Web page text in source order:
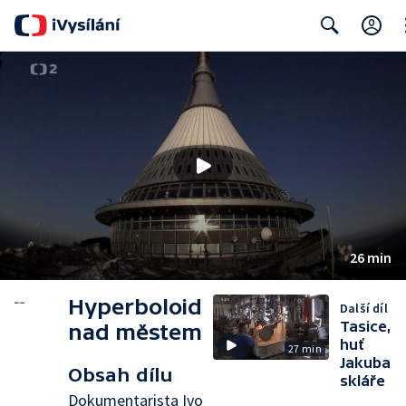
26 min
Hyperboloid
nad městem
Obsah dílu
Dokumentarista Ivo
27 min
Další díl
Tasice,
huť
Jakuba
skláře